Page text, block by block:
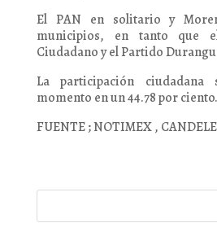
El PAN en solitario y
municipios, en tanto que
Ciudadano y el Partido
La participación
momento en un 44.78 por ciento.
FUENTE ; NOTIMEX ,